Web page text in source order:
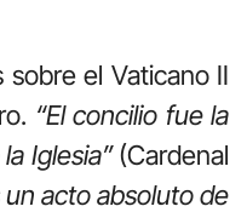
el Vaticano II
“El concilio fue la
Iglesia”(Cardenal
un acto absoluto de